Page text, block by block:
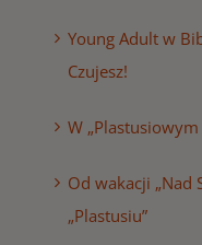
Young Adult w
Czujesz!
W
Od wakacji „Nad
„Plastusiu”